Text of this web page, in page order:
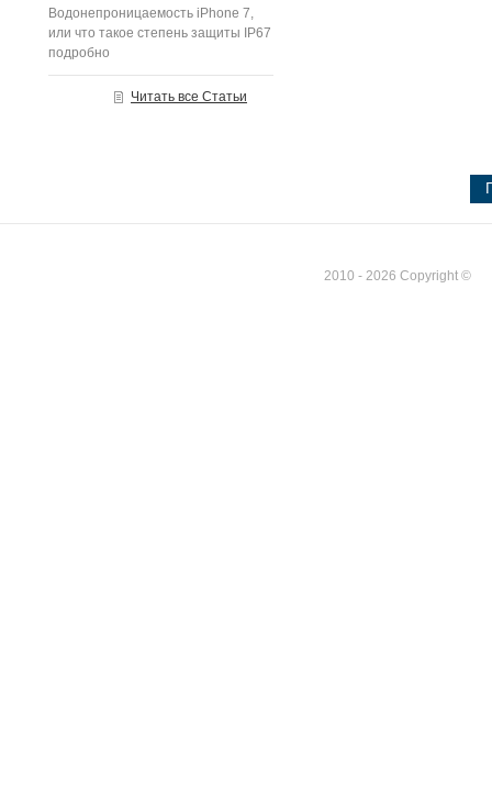
Водонепроницаемость iPhone 7,
или что такое степень защиты IP67
подробно
Читать все Статьи
2010 - 2026 Copyright ©